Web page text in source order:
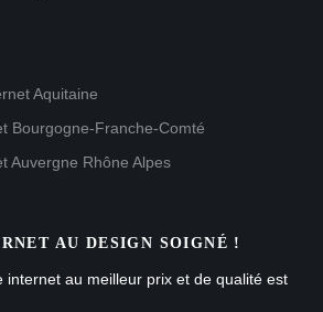
Aquitaine
Bourgogne-Franche-Comté
Auvergne Rhône Alpes
AU DESIGN SOIGNÉ !
internet au meilleur prix et de qualité est